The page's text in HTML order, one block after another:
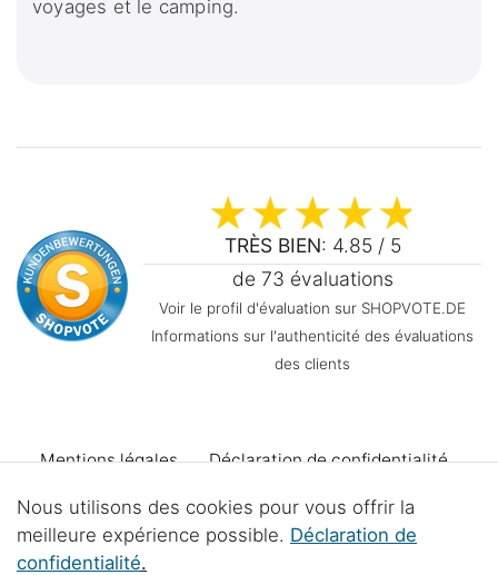
voyages et le camping.
TRÈS BIEN: 4.85 / 5
de 73 évaluations
Voir le profil d'évaluation sur SHOPVOTE.DE
Informations sur l'authenticité des évaluations
des clients
Mentions légales Déclaration de confidentialité
Conditions générales Declaration d'accessibilité
Nous utilisons des cookies pour vous offrir la
meilleure expérience possible. Déclaration de
confidentialité.